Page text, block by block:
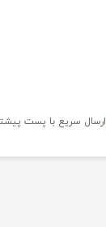
ارسال سریع با پست